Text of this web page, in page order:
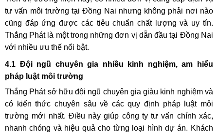
tư vấn môi trường tại Đồng Nai nhưng không phải nơi nào
cũng đáp ứng được các tiêu chuẩn chất lượng và uy tín.
Thắng Phát là một trong những đơn vị dẫn đầu tại Đồng Nai
với nhiều ưu thế nổi bật.
4.1 Đội ngũ chuyên gia nhiều kinh nghiệm, am hiểu
pháp luật môi trường
Thắng Phát sở hữu đội ngũ chuyên gia giàu kinh nghiệm và
có kiến thức chuyên sâu về các quy định pháp luật môi
trường mới nhất. Điều này giúp công ty tư vấn chính xác,
nhanh chóng và hiệu quả cho từng loại hình dự án. Khách